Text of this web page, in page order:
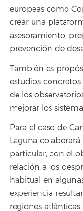
europeas como
crear una
asesoramiento,
prevención de
También es
estudios
de los
mejorar los
Para el caso de
Laguna colaborará
particular, con el
relación a los
habitual en
experiencia
regiones